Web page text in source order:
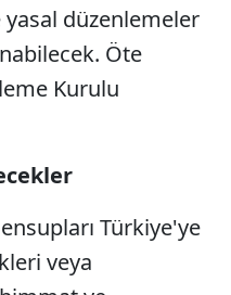
düzenlemeler
Öte
Kurulu
Türkiye'ye
veya